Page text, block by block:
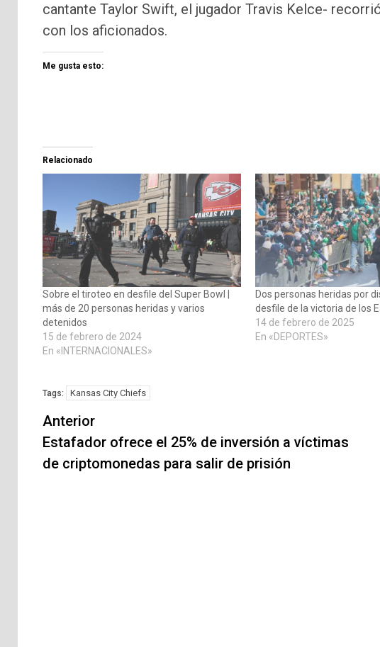
cantante Taylor Swift, el jugador Travis Kelce-
con los aficionados.
Me gusta esto:
Relacionado
Sobre el tiroteo en desfile del Super Bowl |
más de 20 personas heridas y varios
detenidos
15 de febrero de 2024
En «INTERNACIONALES»
Dos personas heridas por
desfile de la victoria de los
14 de febrero de 2025
En «DEPORTES»
Tags: Kansas City Chiefs
Navegación
de
entradas
Anterior
Estafador ofrece el 25% de inversión a víctimas
de criptomonedas para salir de prisión